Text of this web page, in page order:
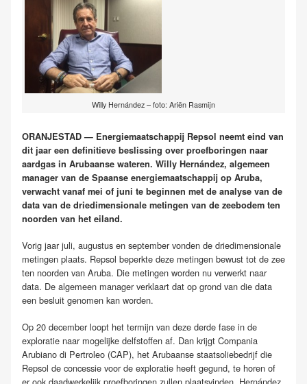
Willy Hernández – foto: Ariën Rasmijn
ORANJESTAD — Energiemaatschappij Repsol neemt eind van
dit jaar een definitieve beslissing over proefboringen naar
aardgas in Arubaanse wateren. Willy Hernández, algemeen
manager van de Spaanse energiemaatschappij op Aruba,
verwacht vanaf mei of juni te beginnen met de analyse van de
data van de driedimensionale metingen van de zeebodem ten
noorden van het eiland.
Vorig jaar juli, augustus en september vonden de driedimensionale
metingen plaats. Repsol beperkte deze metingen bewust tot de zee
ten noorden van Aruba. Die metingen worden nu verwerkt naar
data. De algemeen manager verklaart dat op grond van die data
een besluit genomen kan worden.
Op 20 december loopt het termijn van deze derde fase in de
exploratie naar mogelijke delfstoffen af. Dan krijgt Compania
Arubiano di Pertroleo (CAP), het Arubaanse staatsoliebedrijf die
Repsol de concessie voor de exploratie heeft gegund, te horen of